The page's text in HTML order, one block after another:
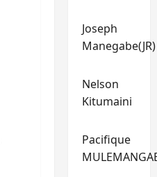
Joseph
Manegabe(JR)
Nelson
Kitumaini
Pacifique